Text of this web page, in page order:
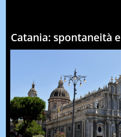
Catania: spontaneità